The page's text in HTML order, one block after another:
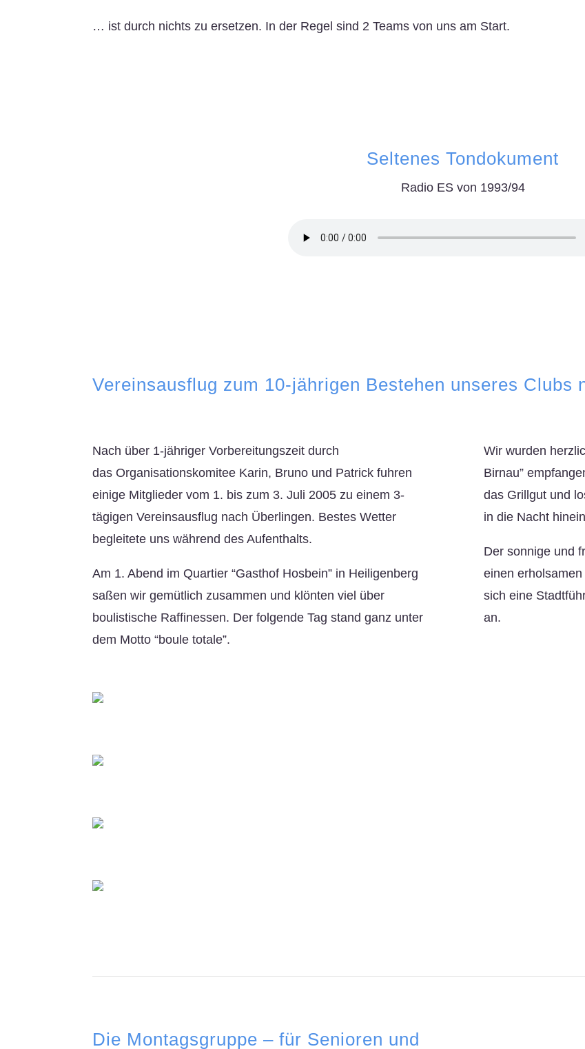
… ist durch nichts zu ersetzen. In der Regel sind 2 Teams von uns am Start.
Seltenes Tondokument
Radio ES von 1993/94
Vereinsausflug zum 10-jährigen Bestehen unseres Clubs
Nach über 1-jähriger Vorbereitungszeit durch
das Organisationskomitee Karin, Bruno und Patrick fuhren
einige Mitglieder vom 1. bis zum 3. Juli 2005 zu einem 3-
tägigen Vereinsausflug nach Überlingen. Bestes Wetter
begleitete uns während des Aufenthalts.
Am 1. Abend im Quartier “Gasthof Hosbein” in Heiligenberg
saßen wir gemütlich zusammen und klönten viel über
boulistische Raffinessen. Der folgende Tag stand ganz unter
dem Motto “boule totale”.
Wir wurden
Birnau”
das Grillgut und
in die Nacht
Der sonnige und
einen
sich eine
an.
Die Montagsgruppe – für Senioren und